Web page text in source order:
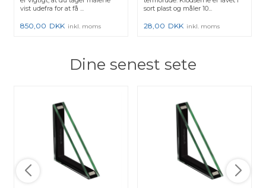
vist udefra for at få ...
850,00 DKK inkl. moms
sort plast og måler 10...
28,00 DKK inkl. moms
Dine senest sete